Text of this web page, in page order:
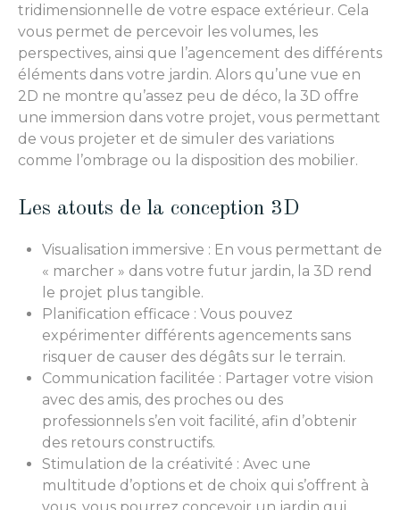
tridimensionnelle de votre espace extérieur. Cela
vous permet de percevoir les volumes, les
perspectives, ainsi que l’agencement des différents
éléments dans votre jardin. Alors qu’une vue en
2D ne montre qu’assez peu de déco, la 3D offre
une immersion dans votre projet, vous permettant
de vous projeter et de simuler des variations
comme l’ombrage ou la disposition des mobilier.
Les atouts de la conception 3D
Visualisation immersive : En vous permettant de
« marcher » dans votre futur jardin, la 3D rend
le projet plus tangible.
Planification efficace : Vous pouvez
expérimenter différents agencements sans
risquer de causer des dégâts sur le terrain.
Communication facilitée : Partager votre vision
avec des amis, des proches ou des
professionnels s’en voit facilité, afin d’obtenir
des retours constructifs.
Stimulation de la créativité : Avec une
multitude d’options et de choix qui s’offrent à